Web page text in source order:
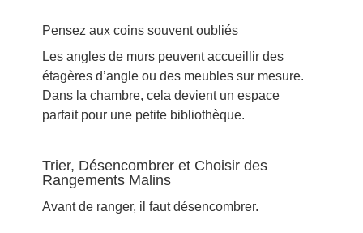
Pensez aux coins souvent oubliés
Les angles de murs peuvent accueillir des
étagères d’angle ou des meubles sur mesure.
Dans la chambre, cela devient un espace
parfait pour une petite bibliothèque.
Trier, Désencombrer et Choisir des
Rangements Malins
Avant de ranger, il faut désencombrer.